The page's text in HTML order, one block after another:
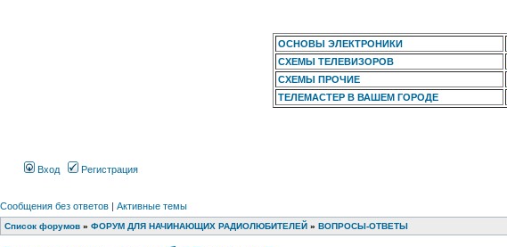
ОСНОВЫ ЭЛЕКТРОНИКИ
СХЕМЫ ТЕЛЕВИЗОРОВ
СХЕМЫ ПРОЧИЕ
ТЕЛЕМАСТЕР В ВАШЕМ ГОРОДЕ
Вход Регистрация
Сообщения без ответов | Активные темы
Список форумов » ФОРУМ ДЛЯ НАЧИНАЮЩИХ РАДИОЛЮБИТЕЛЕЙ » ВОПРОСЫ-ОТВЕТЫ